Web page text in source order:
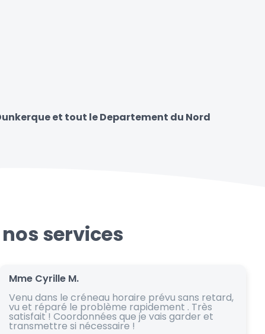
et tout le Departement du Nord
services
Mme Cyrille M.
Venu dans le créneau horaire prévu sans retard,
vu et réparé le problème rapidement . Très
satisfait ! Coordonnées que je vais garder et
transmettre si nécessaire !